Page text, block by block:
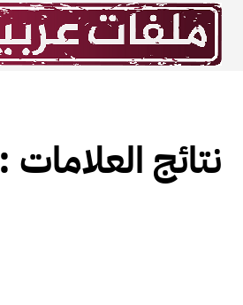
نتائج العلامات :